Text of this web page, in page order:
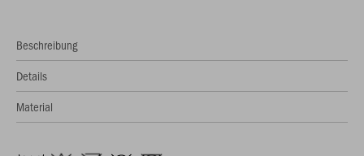
Beschreibung
Details
Material